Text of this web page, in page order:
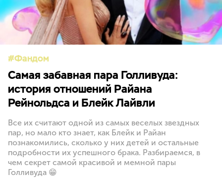
Фандом
Самая забавная пара Голливуда:
история отношений Райана
Рейнольдса и Блейк Лайвли
Все их считают одной из самых веселых звездных
пар, но мало кто знает, как Блейк и Райан
познакомились, сколько у них детей и остальные
подробности их успешного брака. Разбираемся, в
чем секрет самой красивой и мемной пары
Голливуда 😁